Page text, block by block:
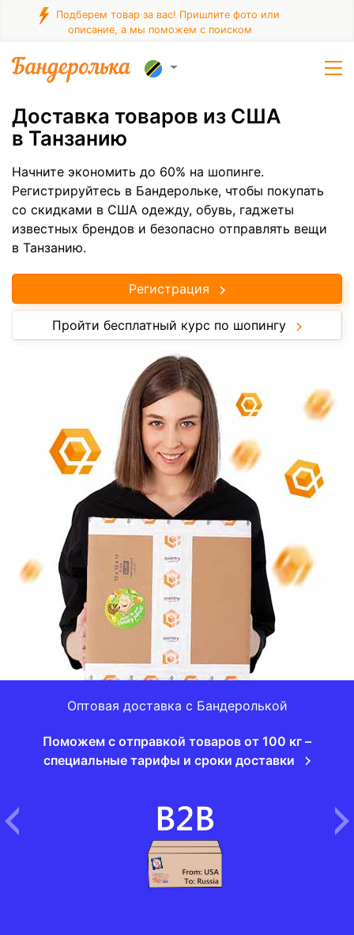
Подберем товар за вас! Пришлите фото или
описание, а мы поможем с поиском
Доставка товаров из США
в Танзанию
Начните экономить до 60% на шопинге.
Регистрируйтесь в Бандерольке, чтобы покупать
со скидками в США одежду, обувь, гаджеты
известных брендов и безопасно отправлять вещи
в Танзанию.
Регистрация
Пройти бесплатный курс по шопингу
Оптовая доставка с Бандеролькой
Поможем с отправкой товаров от 100 кг –
специальные тарифы и сроки доставки